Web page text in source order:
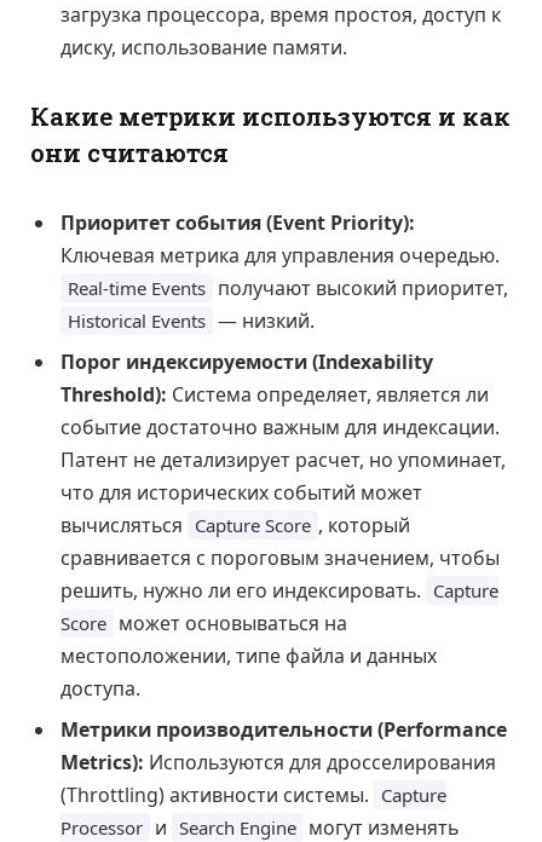
загрузка процессора, время простоя, доступ к
диску, использование памяти.
Какие метрики используются и как
они считаются
Приоритет события (Event Priority):
Ключевая метрика для управления очередью.
Real-time Events получают высокий приоритет,
Historical Events — низкий.
Порог индексируемости (Indexability
Threshold): Система определяет, является ли
событие достаточно важным для индексации.
Патент не детализирует расчет, но упоминает,
что для исторических событий может
вычисляться Capture Score , который
сравнивается с пороговым значением, чтобы
решить, нужно ли его индексировать. Capture
Score может основываться на
местоположении, типе файла и данных
доступа.
Метрики производительности (Performance
Metrics): Используются для дросселирования
(Throttling) активности системы. Capture
Processor и Search Engine могут изменять